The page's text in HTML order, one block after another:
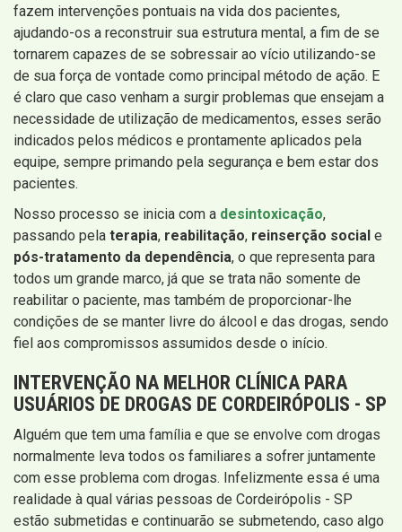
fazem intervenções pontuais na vida dos pacientes,
ajudando-os a reconstruir sua estrutura mental, a fim de se
tornarem capazes de se sobressair ao vício utilizando-se
de sua força de vontade como principal método de ação. E
é claro que caso venham a surgir problemas que ensejam a
necessidade de utilização de medicamentos, esses serão
indicados pelos médicos e prontamente aplicados pela
equipe, sempre primando pela segurança e bem estar dos
pacientes.
Nosso processo se inicia com a desintoxicação,
passando pela terapia, reabilitação, reinserção social e
pós-tratamento da dependência, o que representa para
todos um grande marco, já que se trata não somente de
reabilitar o paciente, mas também de proporcionar-lhe
condições de se manter livre do álcool e das drogas, sendo
fiel aos compromissos assumidos desde o início.
INTERVENÇÃO NA MELHOR CLÍNICA PARA
USUÁRIOS DE DROGAS DE CORDEIRÓPOLIS - SP
Alguém que tem uma família e que se envolve com drogas
normalmente leva todos os familiares a sofrer juntamente
com esse problema com drogas. Infelizmente essa é uma
realidade à qual várias pessoas de Cordeirópolis - SP
estão submetidas e continuarão se submetendo, caso algo